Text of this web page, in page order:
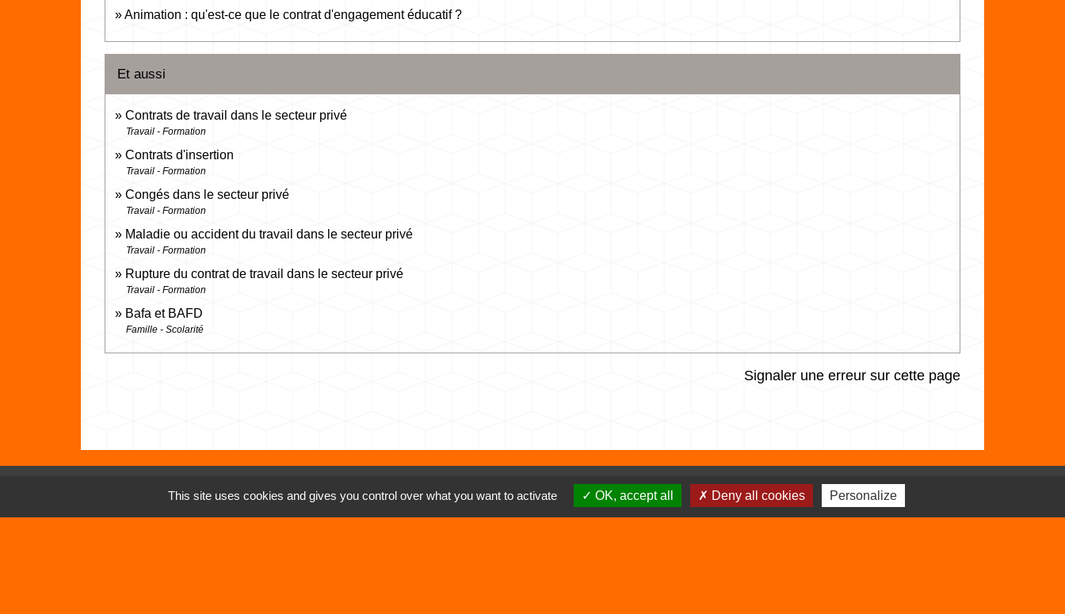
Animation : qu'est-ce que le contrat d'engagement éducatif ?
Et aussi
Contrats de travail dans le secteur privé
Travail - Formation
Contrats d'insertion
Travail - Formation
Congés dans le secteur privé
Travail - Formation
Maladie ou accident du travail dans le secteur privé
Travail - Formation
Rupture du contrat de travail dans le secteur privé
Travail - Formation
Bafa et BAFD
Famille - Scolarité
Signaler une erreur sur cette page
Contacts Liens Sites utiles
This site uses cookies and gives you control over what you want to activate OK, accept all Deny all cookies Personalize